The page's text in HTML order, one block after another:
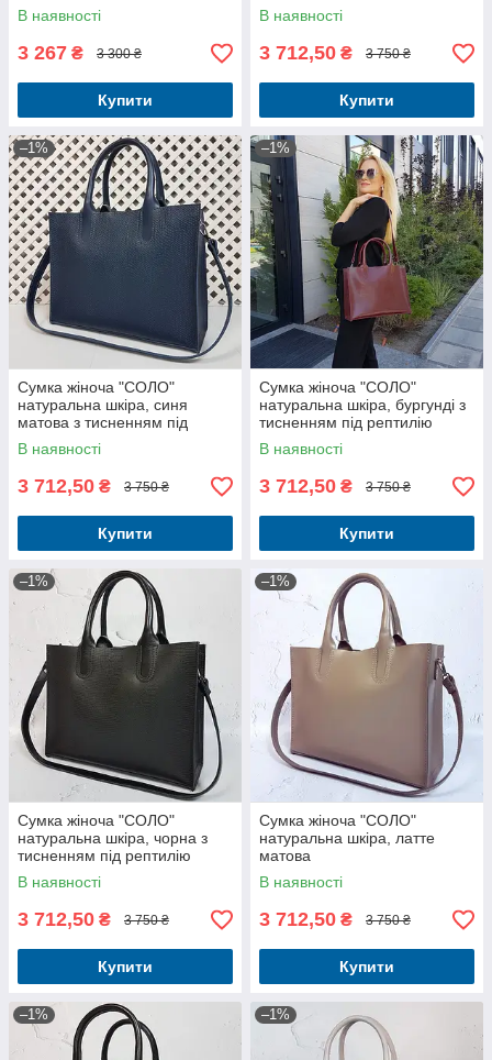
В наявності
3 267 ₴ 3 300 ₴
Купити
В наявності
3 712,50 ₴ 3 750 ₴
Купити
–1%
Сумка жіноча "СОЛО"
натуральна шкіра, синя
матова з тисненням під
рептилію
В наявності
3 712,50 ₴ 3 750 ₴
Купити
–1%
Сумка жіноча "СОЛО"
натуральна шкіра, бургунді з
тисненням під рептилію
В наявності
3 712,50 ₴ 3 750 ₴
Купити
–1%
Сумка жіноча "СОЛО"
натуральна шкіра, чорна з
тисненням під рептилію
В наявності
3 712,50 ₴ 3 750 ₴
Купити
–1%
Сумка жіноча "СОЛО"
натуральна шкіра, латте
матова
В наявності
3 712,50 ₴ 3 750 ₴
Купити
–1% –1%